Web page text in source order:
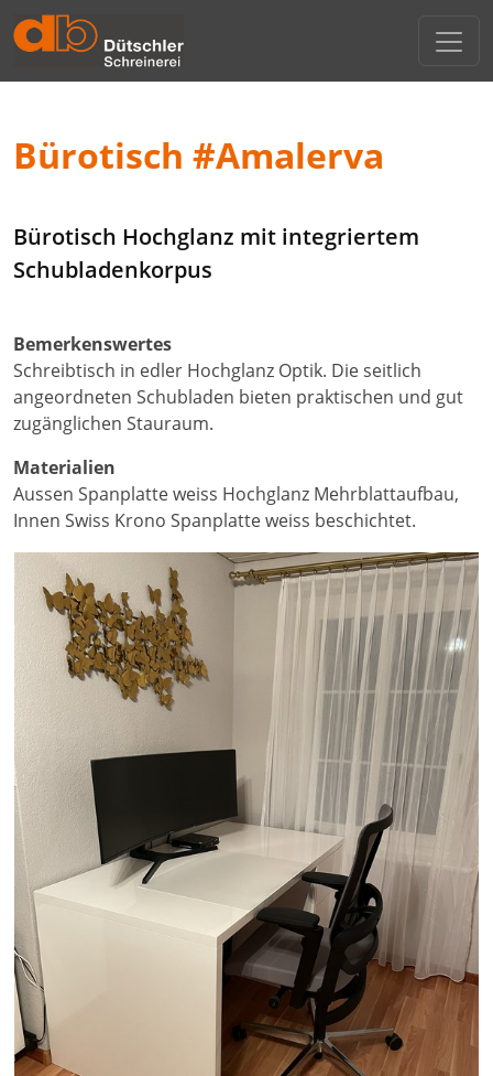
Direkt zur Hauptnavigation springen
Direkt zum Inhalt springen
Bürotisch #Amalerva
Bürotisch Hochglanz mit integriertem
Schubladenkorpus
Bemerkenswertes
Schreibtisch in edler Hochglanz Optik. Die seitlich
angeordneten Schubladen bieten praktischen und gut
zugänglichen Stauraum.
Materialien
Aussen Spanplatte weiss Hochglanz Mehrblattaufbau,
Innen Swiss Krono Spanplatte weiss beschichtet.
Innenausbau
Wohnen / Kochen
Reparatur / Service